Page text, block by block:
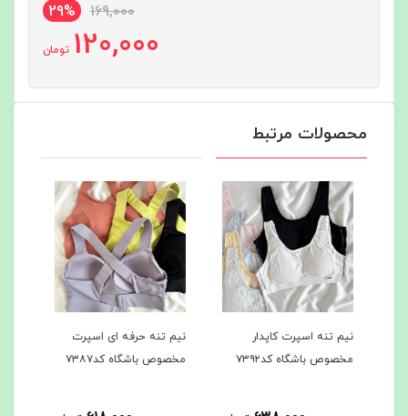
169,000
29%
120,000 تومان
محصولات مرتبط
نیم تنه اسپرت کاپدار
مخصوص باشگاه کد۷۳۹۲
نیم تنه حرفه ای اسپرت
مخصوص باشگاه کد۷۳۸۷